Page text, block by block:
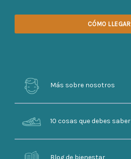
CÓMO LLEGAR
Más sobre nosotros
10 cosas que debes saber